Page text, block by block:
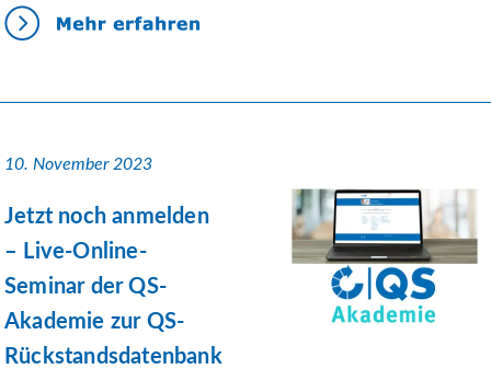
10. November 2023
Jetzt noch anmelden
– Live-Online-
Seminar der QS-
Akademie zur QS-
Rückstandsdatenbank